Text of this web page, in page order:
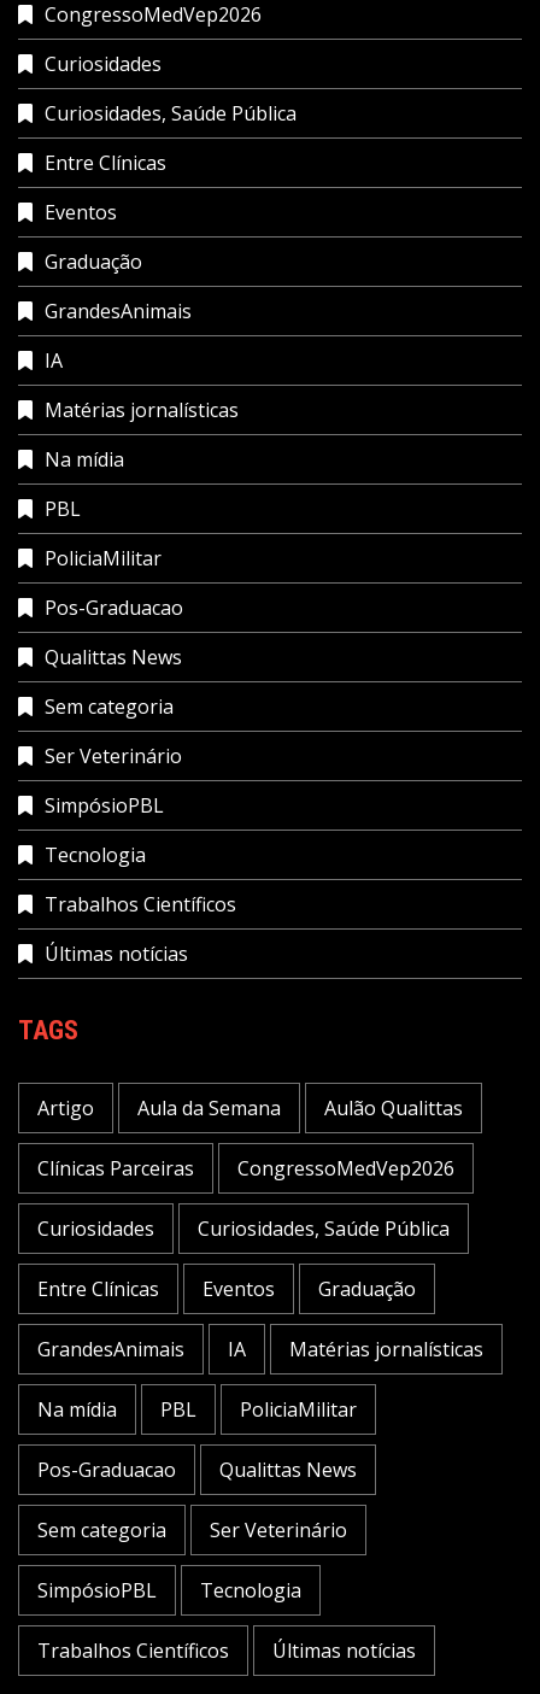
CongressoMedVep2026
Curiosidades
Curiosidades, Saúde Pública
Entre Clínicas
Eventos
Graduação
GrandesAnimais
IA
Matérias jornalísticas
Na mídia
PBL
PoliciaMilitar
Pos-Graduacao
Qualittas News
Sem categoria
Ser Veterinário
SimpósioPBL
Tecnologia
Trabalhos Científicos
Últimas notícias
TAGS
Artigo Aula da Semana Aulão Qualittas
Clínicas Parceiras CongressoMedVep2026
Curiosidades Curiosidades, Saúde Pública
Entre Clínicas Eventos Graduação
GrandesAnimais IA Matérias jornalísticas
Na mídia PBL PoliciaMilitar
Pos-Graduacao Qualittas News
Sem categoria Ser Veterinário
SimpósioPBL Tecnologia
Trabalhos Científicos Últimas notícias